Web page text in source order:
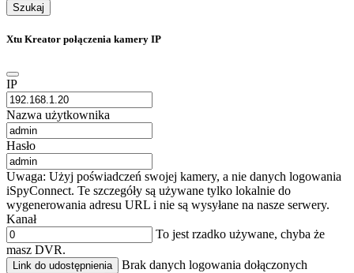
Szukaj
Xtu Kreator połączenia kamery IP
IP
Nazwa użytkownika
Hasło
Uwaga: Użyj poświadczeń swojej kamery, a nie danych logowania
iSpyConnect. Te szczegóły są używane tylko lokalnie do
wygenerowania adresu URL i nie są wysyłane na nasze serwery.
Kanał
To jest rzadko używane, chyba że
masz DVR.
Link do udostępnienia Brak danych logowania dołączonych